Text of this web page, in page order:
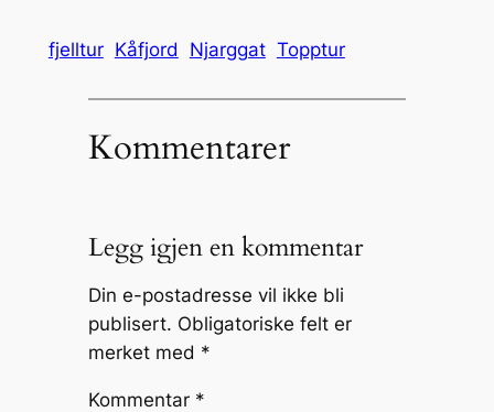
fjelltur Kåfjord Njarggat Topptur
Kommentarer
Legg igjen en kommentar
Din e-postadresse vil ikke bli
publisert. Obligatoriske felt er
merket med *
Kommentar *